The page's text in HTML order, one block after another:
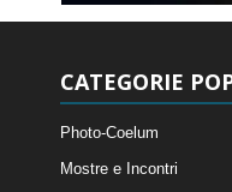
CATEGORIE
Photo-Coelum
Mostre e Incontri